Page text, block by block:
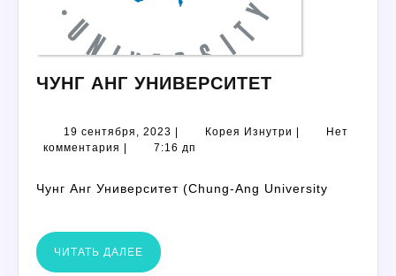
ЧУНГ АНГ УНИВЕРСИТЕТ
19 сентября, 2023 19
сентября,
Корея Изнутри Корея Нет
комментария
7:16 дп
Чунг Анг Университет (Chung-Ang University
ЧИТАТЬ ДАЛЕЕ ЧИТАТЬ
ДАЛЕЕ